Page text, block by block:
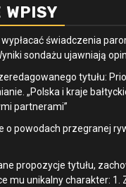
WPISY
świadczenia
sondażu ujawniają
tytułu:
„Polska i kraje
partnerami”
o powodach przegranej
propozycje tytułu,
mu unikalny charakter: 1.